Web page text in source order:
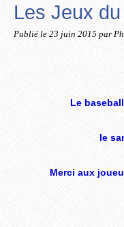
Les Jeux
Publié le 23 juin 2015 par
Le
le
Merci aux